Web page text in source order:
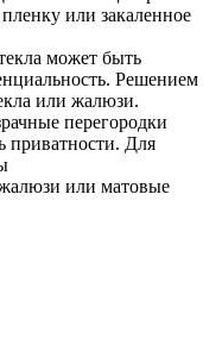
или закаленное
может быть
Решением
или жалюзи.
перегородки
приватности. Для
или матовые